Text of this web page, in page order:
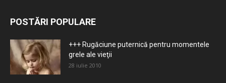
POSTĂRI POPULARE
+++ Rugăciune puternică pentru momentele
grele ale vieţii
28 iulie 2010